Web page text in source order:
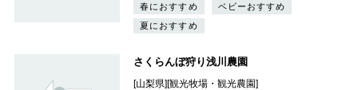
春におすすめ
ベビーおすすめ
夏におすすめ
さくらんぼ狩り浅川農園
[山梨県][観光牧場・観光農園]